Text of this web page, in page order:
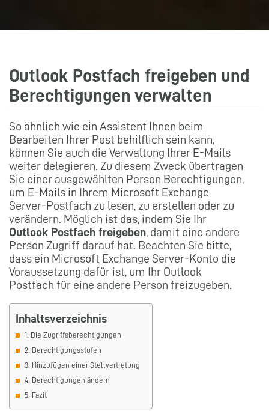
Outlook Postfach freigeben und
Berechtigungen verwalten
So ähnlich wie ein Assistent Ihnen beim
Bearbeiten Ihrer Post behilflich sein kann,
können Sie auch die Verwaltung Ihrer E-Mails
weiter delegieren. Zu diesem Zweck übertragen
Sie einer ausgewählten Person Berechtigungen,
um E-Mails in Ihrem Microsoft Exchange
Server-Postfach zu lesen, zu erstellen oder zu
verändern. Möglich ist das, indem Sie Ihr
Outlook Postfach freigeben, damit eine andere
Person Zugriff darauf hat. Beachten Sie bitte,
dass ein Microsoft Exchange Server-Konto die
Voraussetzung dafür ist, um Ihr Outlook
Postfach für eine andere Person freizugeben.
Inhaltsverzeichnis
1. Die Zugriffsberechtigungen
2. Berechtigungsstufen
3. Hinzufügen einer Stellvertretung
4. Berechtigungen ändern
5. Fazit